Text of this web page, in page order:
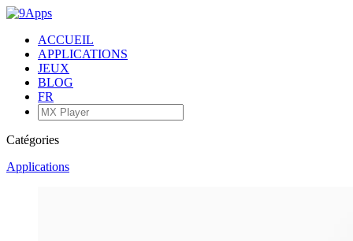
ACCUEIL
APPLICATIONS
JEUX
BLOG
FR
Catégories
Applications